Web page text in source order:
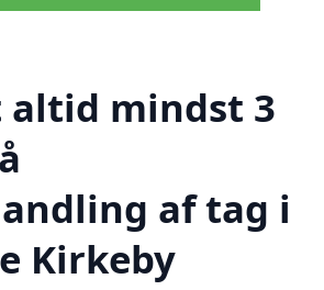
mindst 3
af tag i
Kirkeby